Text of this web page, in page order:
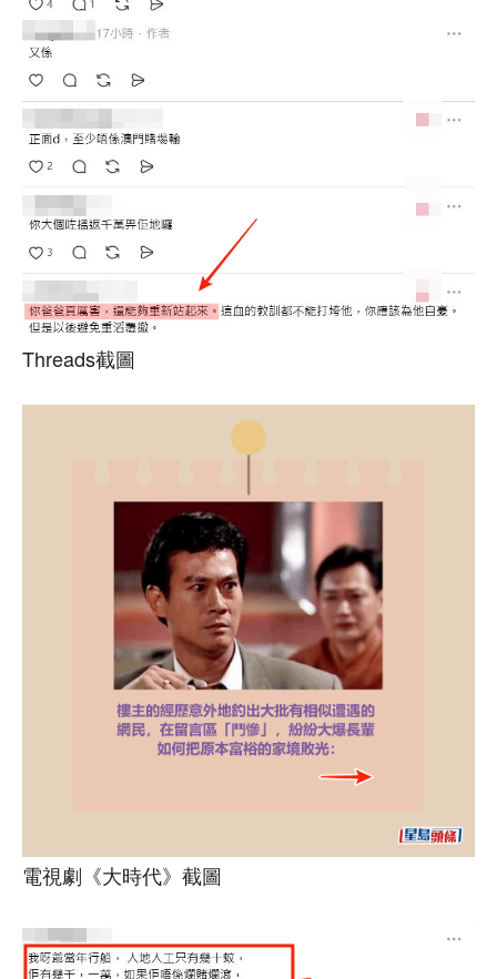
Threads截圖
電視劇《大時代》截圖